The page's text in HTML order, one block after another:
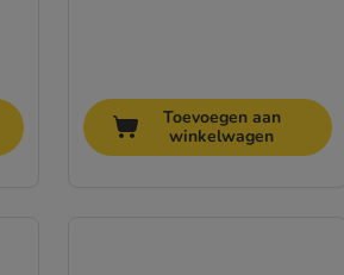
Toevoegen aan
winkelwagen